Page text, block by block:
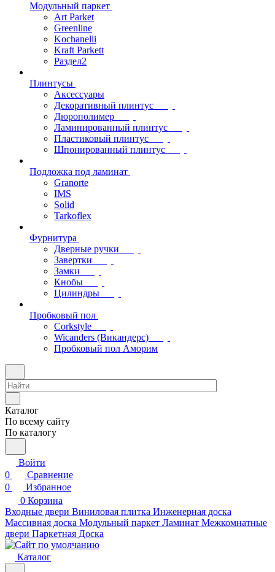
Модульный паркет
Art Parket
Greenline
Kochanelli
Kraft Parkett
Раздел2
Плинтусы
Аксессуары
Декоративный плинтус
Дюрополимер
Ламинированный плинтус
Пластиковый плинтус
Шпонированный плинтус
Подложка под ламинат
Granorte
IMS
Solid
Tarkoflex
Фурнитура
Дверные ручки
Завертки
Замки
Кнобы
Цилиндры
Пробковый пол
Corkstyle
Wicanders (Викандерс)
Пробковый пол Аморим
Каталог
По всему сайту
По каталогу
Войти
0
Сравнение
0
Избранное
0 Корзина
Входные двери Виниловая плитка Инженерная доска
Массивная доска Модульный паркет Ламинат Межкомнатные
двери Паркетная Доска
Каталог